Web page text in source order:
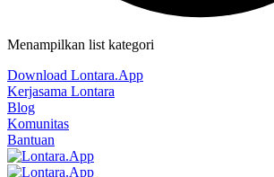
Menampilkan list kategori
Download Lontara.App
Kerjasama Lontara
Blog
Komunitas
Bantuan